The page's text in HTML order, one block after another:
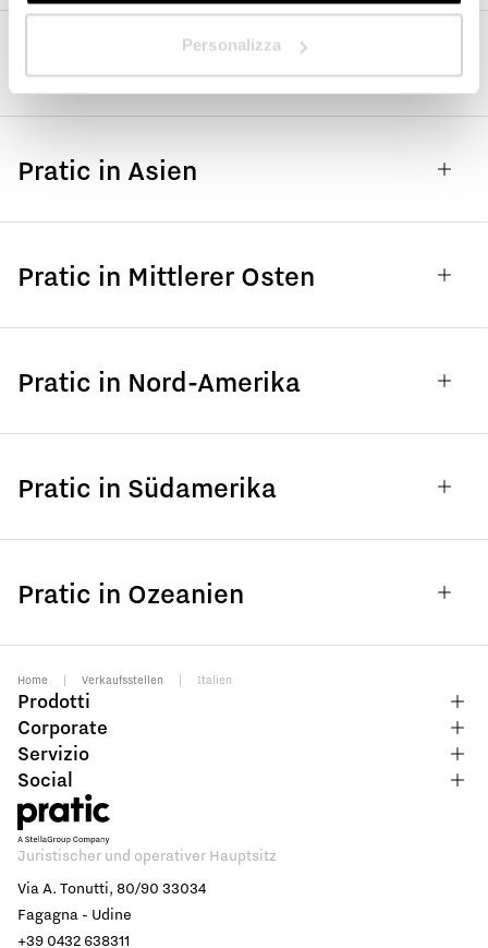
Personalizza
Pratic in Asien
Pratic in Mittlerer Osten
Pratic in Nord-Amerika
Pratic in Südamerika
Pratic in Ozeanien
Home | Verkaufsstellen | Italien
Prodotti
Corporate
Servizio
Social
Juristischer und operativer Hauptsitz
Via A. Tonutti, 80/90 33034
Fagagna - Udine
+39 0432 638311